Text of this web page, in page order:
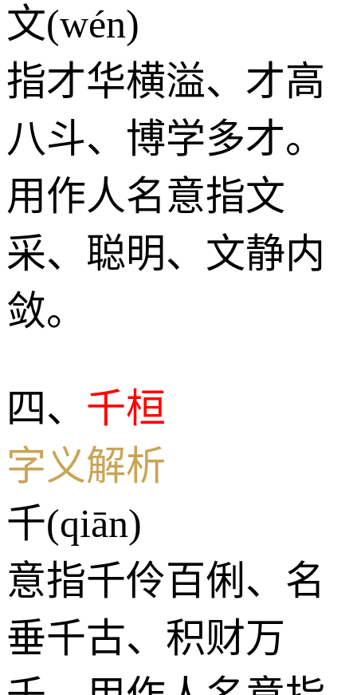
文(wén)
指才华横溢、才高
八斗、博学多才。
用作人名意指文
采、聪明、文静内
敛。
四、 千桓
字义解析
千(qiān)
意指千伶百俐、名
垂千古、积财万